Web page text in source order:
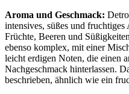
Aroma und Geschmack:
intensives, süßes und fruchtiges
Früchte, Beeren und
ebenso komplex, mit einer
leicht erdigen Noten, die einen
Nachgeschmack hinterlassen.
beschrieben, ähnlich wie ein